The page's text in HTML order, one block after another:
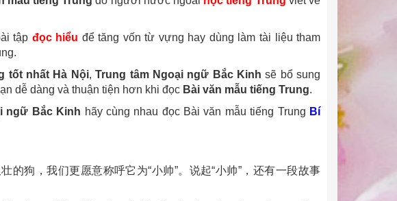
tập đọc hiểu để tăng vốn từ vựng hay dùng làm tài liệu tham
tốt nhất Hà Nội,Trung tâm Ngoại ngữ Bắc Kinh sẽ bổ sung
dễ dàng và thuận tiện hơn khi đọc Bài văn mẫu tiếng Trung.
ngữ Bắc Kinh hãy cùng nhau đọc Bài văn mẫu tiếng Trung Bí
的狗，我们更愿意称呼它为“小帅”。说起“小帅”，还有一段故事